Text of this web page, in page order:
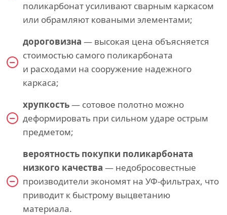
поликарбонат усиливают сварным каркасом
или обрамляют коваными элементами;
дороговизна — высокая цена объясняется
стоимостью самого поликарбоната
и расходами на сооружение надежного
каркаса;
хрупкость— сотовое полотно можно
деформировать при сильном ударе острым
предметом;
вероятность покупки поликарбоната
низкого качества — недобросовестные
производители экономят на УФ-фильтрах, что
приводит к быстрому выцветанию
материала.